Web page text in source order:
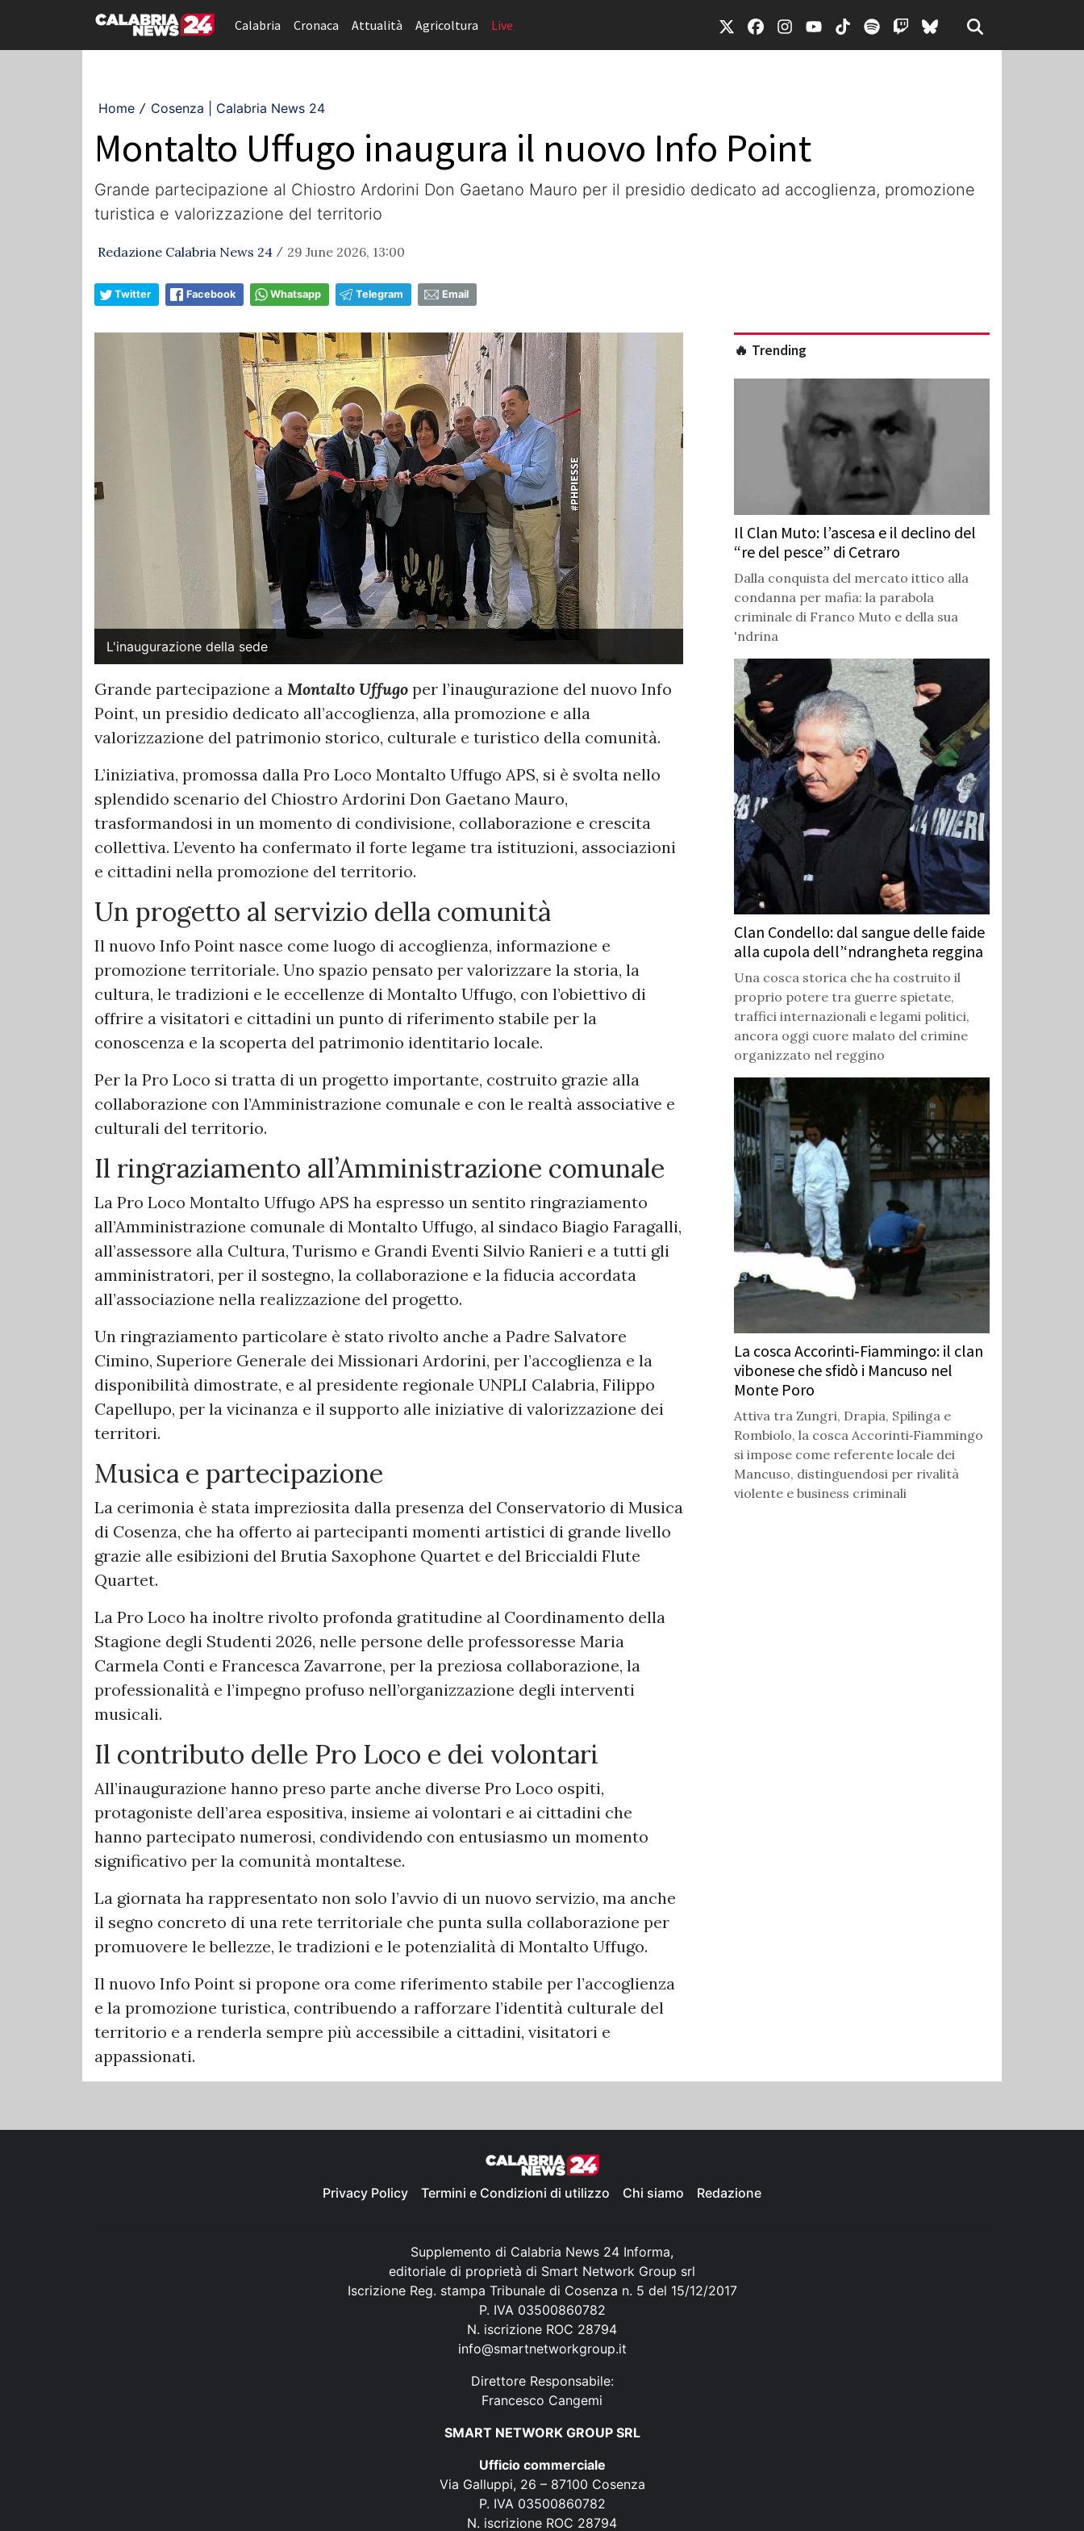
Calabria Cronaca Attualità Agricoltura Live
Home / Cosenza | Calabria News 24
Montalto Uffugo inaugura il nuovo Info Point
Grande partecipazione al Chiostro Ardorini Don Gaetano Mauro per il presidio dedicato ad accoglienza, promozione
turistica e valorizzazione del territorio
Redazione Calabria News 24 / 29 June 2026, 13:00
Twitter Facebook Whatsapp Telegram Email
L'inaugurazione della sede
Grande partecipazione a Montalto Uffugo per l’inaugurazione del nuovo Info
Point, un presidio dedicato all’accoglienza, alla promozione e alla
valorizzazione del patrimonio storico, culturale e turistico della comunità.
L’iniziativa, promossa dalla Pro Loco Montalto Uffugo APS, si è svolta nello
splendido scenario del Chiostro Ardorini Don Gaetano Mauro,
trasformandosi in un momento di condivisione, collaborazione e crescita
collettiva. L’evento ha confermato il forte legame tra istituzioni, associazioni
e cittadini nella promozione del territorio.
Un progetto al servizio della comunità
Il nuovo Info Point nasce come luogo di accoglienza, informazione e
promozione territoriale. Uno spazio pensato per valorizzare la storia, la
cultura, le tradizioni e le eccellenze di Montalto Uffugo, con l’obiettivo di
offrire a visitatori e cittadini un punto di riferimento stabile per la
conoscenza e la scoperta del patrimonio identitario locale.
Per la Pro Loco si tratta di un progetto importante, costruito grazie alla
collaborazione con l’Amministrazione comunale e con le realtà associative e
culturali del territorio.
Il ringraziamento all’Amministrazione comunale
La Pro Loco Montalto Uffugo APS ha espresso un sentito ringraziamento
all’Amministrazione comunale di Montalto Uffugo, al sindaco Biagio Faragalli,
all’assessore alla Cultura, Turismo e Grandi Eventi Silvio Ranieri e a tutti gli
amministratori, per il sostegno, la collaborazione e la fiducia accordata
all’associazione nella realizzazione del progetto.
Un ringraziamento particolare è stato rivolto anche a Padre Salvatore
Cimino, Superiore Generale dei Missionari Ardorini, per l’accoglienza e la
disponibilità dimostrate, e al presidente regionale UNPLI Calabria, Filippo
Capellupo, per la vicinanza e il supporto alle iniziative di valorizzazione dei
territori.
Musica e partecipazione
La cerimonia è stata impreziosita dalla presenza del Conservatorio di Musica
di Cosenza, che ha offerto ai partecipanti momenti artistici di grande livello
grazie alle esibizioni del Brutia Saxophone Quartet e del Briccialdi Flute
Quartet.
La Pro Loco ha inoltre rivolto profonda gratitudine al Coordinamento della
Stagione degli Studenti 2026, nelle persone delle professoresse Maria
Carmela Conti e Francesca Zavarrone, per la preziosa collaborazione, la
professionalità e l’impegno profuso nell’organizzazione degli interventi
musicali.
Il contributo delle Pro Loco e dei volontari
All’inaugurazione hanno preso parte anche diverse Pro Loco ospiti,
protagoniste dell’area espositiva, insieme ai volontari e ai cittadini che
hanno partecipato numerosi, condividendo con entusiasmo un momento
significativo per la comunità montaltese.
La giornata ha rappresentato non solo l’avvio di un nuovo servizio, ma anche
il segno concreto di una rete territoriale che punta sulla collaborazione per
promuovere le bellezze, le tradizioni e le potenzialità di Montalto Uffugo.
Il nuovo Info Point si propone ora come riferimento stabile per l’accoglienza
e la promozione turistica, contribuendo a rafforzare l’identità culturale del
territorio e a renderla sempre più accessibile a cittadini, visitatori e
appassionati.
🔥 Trending
Il Clan Muto: l’ascesa e il declino del
“re del pesce” di Cetraro
Dalla conquista del mercato ittico alla
condanna per mafia: la parabola
criminale di Franco Muto e della sua
'ndrina
Clan Condello: dal sangue delle faide
alla cupola dell’‘ndrangheta reggina
Una cosca storica che ha costruito il
proprio potere tra guerre spietate,
traffici internazionali e legami politici,
ancora oggi cuore malato del crimine
organizzato nel reggino
La cosca Accorinti‑Fiammingo: il clan
vibonese che sfidò i Mancuso nel
Monte Poro
Attiva tra Zungri, Drapia, Spilinga e
Rombiolo, la cosca Accorinti‑Fiammingo
si impose come referente locale dei
Mancuso, distinguendosi per rivalità
violente e business criminali
Privacy Policy Termini e Condizioni di utilizzo Chi siamo Redazione
Supplemento di Calabria News 24 Informa,
editoriale di proprietà di Smart Network Group srl
Iscrizione Reg. stampa Tribunale di Cosenza n. 5 del 15/12/2017
P. IVA 03500860782
N. iscrizione ROC 28794
info@smartnetworkgroup.it
Direttore Responsabile:
Francesco Cangemi
SMART NETWORK GROUP SRL
Ufficio commerciale
Via Galluppi, 26 – 87100 Cosenza
P. IVA 03500860782
N. iscrizione ROC 28794